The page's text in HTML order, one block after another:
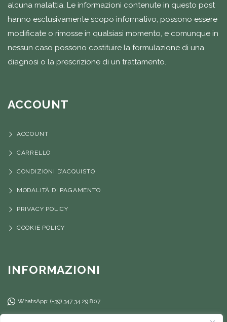
alcuna malattia. Le informazioni contenute in questo post
hanno esclusivamente scopo informativo, possono essere
modificate o rimosse in qualsiasi momento, e comunque in
nessun caso possono costituire la formulazione di una
diagnosi o la prescrizione di un trattamento.
ACCOUNT
ACCOUNT
CARRELLO
CONDIZIONI D’ACQUISTO
MODALITÀ DI PAGAMENTO
PRIVACY POLICY
COOKIE POLICY
INFORMAZIONI
WhatsApp: (+39) 347 34 29 807